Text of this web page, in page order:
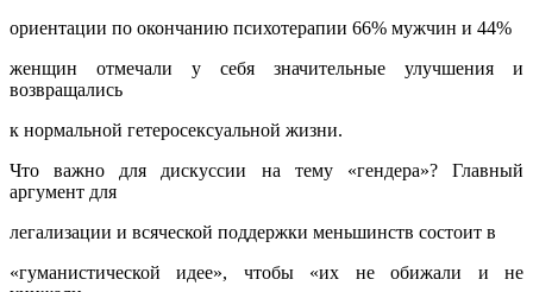
ориентации по окончанию психотерапии 66% мужчин и 44%
женщин отмечали у себя значительные улучшения и
возвращались
к нормальной гетеросексуальной жизни.
Что важно для дискуссии на тему «гендера»? Главный
аргумент для
легализации и всяческой поддержки меньшинств состоит в
«гуманистической идее», чтобы «их не обижали и не